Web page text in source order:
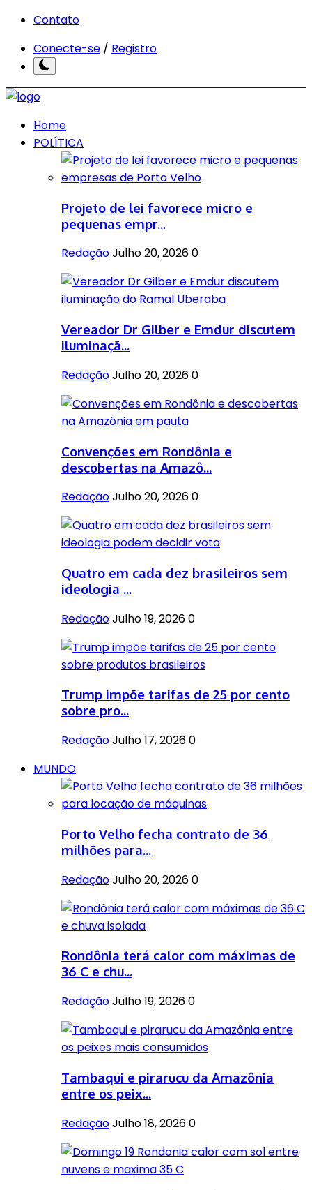
Contato
Conecte-se / Registro
Home
POLÍTICA
Projeto de lei favorece micro e
pequenas empr...
RedaçãoJulho 20, 20260
Vereador Dr Gilber e Emdur discutem
iluminaçã...
RedaçãoJulho 20, 20260
Convenções em Rondônia e
descobertas na Amazô...
RedaçãoJulho 20, 20260
Quatro em cada dez brasileiros sem
ideologia ...
RedaçãoJulho 19, 20260
Trump impõe tarifas de 25 por cento
sobre pro...
RedaçãoJulho 17, 20260
MUNDO
Porto Velho fecha contrato de 36
milhões para...
RedaçãoJulho 20, 20260
Rondônia terá calor com máximas de
36 C e chu...
RedaçãoJulho 19, 20260
Tambaqui e pirarucu da Amazônia
entre os peix...
RedaçãoJulho 18, 20260